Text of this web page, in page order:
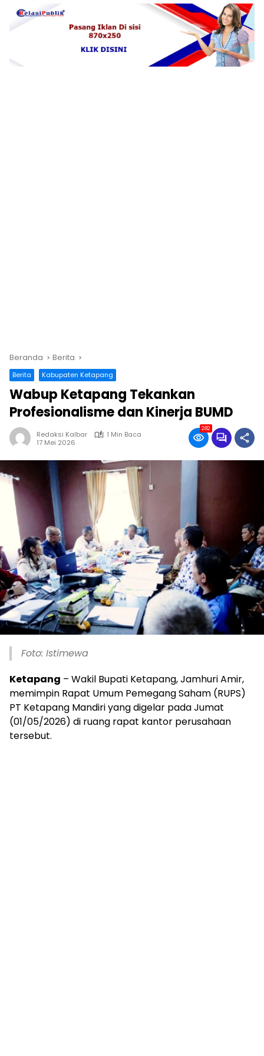
Beranda Berita
Berita Kabupaten Ketapang
Wabup Ketapang Tekankan
Profesionalisme dan Kinerja BUMD
Redaksi Kalbar
1 Min Baca
17 Mei 2026
282
Foto: Istimewa
Ketapang – Wakil Bupati Ketapang, Jamhuri Amir,
memimpin Rapat Umum Pemegang Saham (RUPS)
PT Ketapang Mandiri yang digelar pada Jumat
(01/05/2026) di ruang rapat kantor perusahaan
tersebut.